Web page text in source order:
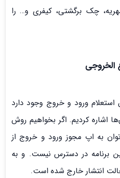
چک برگشتی، کیفری و… را
الخروجی
استعلام ورود و خروج وجود دارد
اشاره کردیم. اگر بخواهیم روش
به اپ مجوز ورود و خروج از
برنامه در دسترس نیست. و به
انتشار خارج شده است.